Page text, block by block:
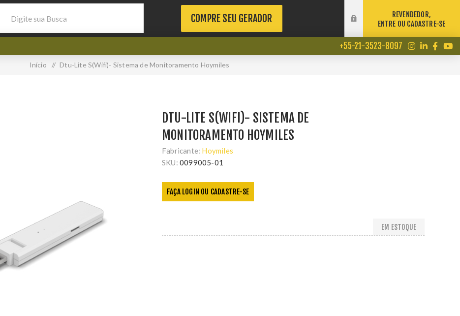
COMPRE SEU GERADOR
REVENDEDOR,
ENTRE OU CADASTRE-SE
+55-21-3523-8097
Início / Dtu-Lite S(Wifi)- Sistema de Monitoramento Hoymiles
DTU-LITE S(WIFI)- SISTEMA DE
MONITORAMENTO HOYMILES
Fabricante: Hoymiles
SKU: 0099005-01
FAÇA LOGIN OU CADASTRE-SE
EM ESTOQUE